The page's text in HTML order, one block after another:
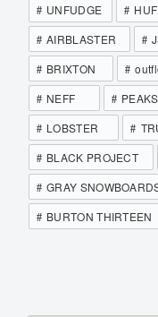
UNFUDGE
HUF
AIRBLASTER
BRIXTON
NEFF
LOBSTER
BLACK PROJECT
GRAY
BURTON THIRTEEN